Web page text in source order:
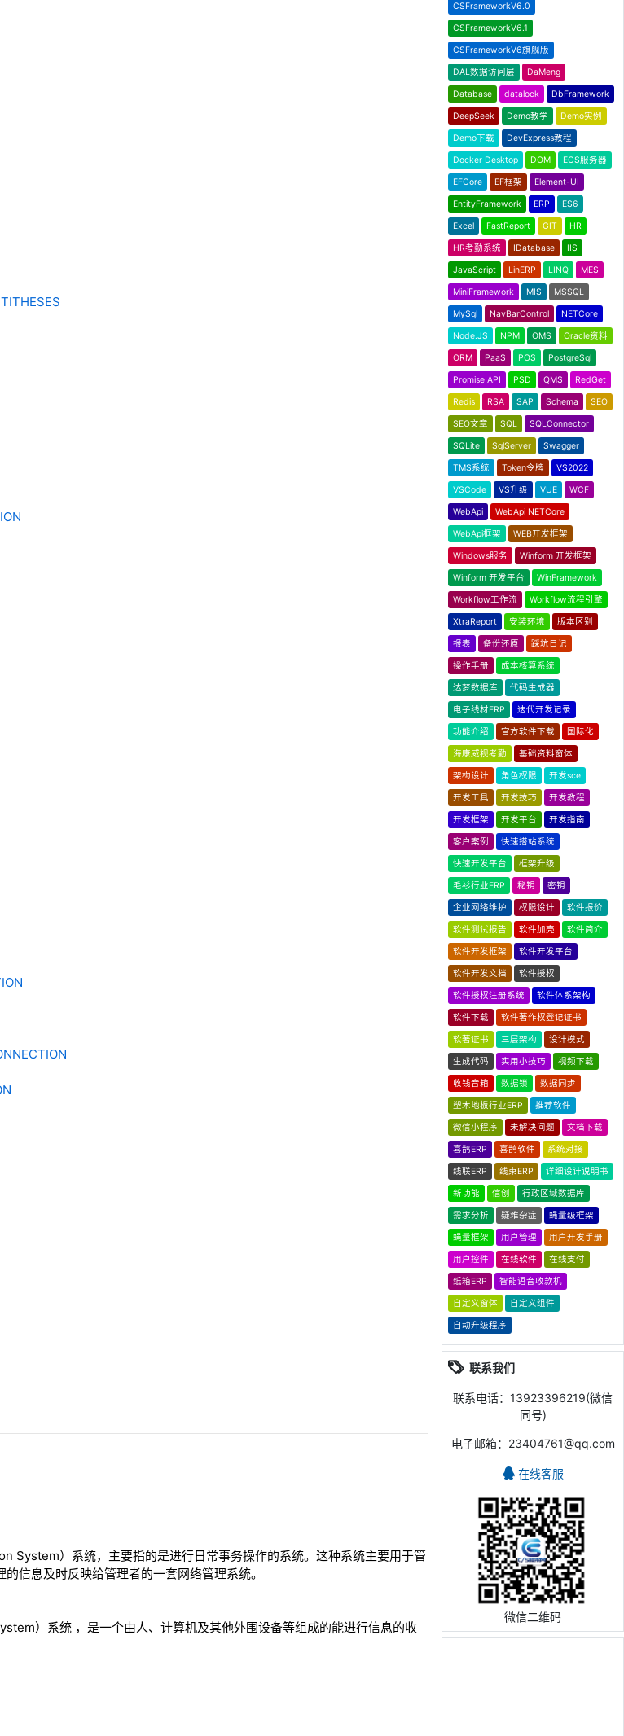
System）系统，主要指的是进行日常事务操作的系统。这种系统主要用于管
信息及时反映给管理者的一套网络管理系统。
）系统 ，是一个由人、计算机及其他外围设备等组成的能进行信息的收
CSFrameworkV6.0
CSFrameworkV6.1
CSFrameworkV6旗舰版
DAL数据访问层 DaMeng
Database datalock DbFramework
DeepSeek Demo教学 Demo实例
Demo下载 DevExpress教程
Docker Desktop DOM ECS服务器
EFCore EF框架 Element-UI
EntityFramework ERP ES6
Excel FastReport GIT HR
HR考勤系统 IDatabase IIS
JavaScript LinERP LINQ MES
MiniFramework MIS MSSQL
MySql NavBarControl NETCore
Node.JS NPM OMS Oracle资料
ORM PaaS POS PostgreSql
Promise API PSD QMS RedGet
Redis RSA SAP Schema SEO
SEO文章 SQL SQLConnector
SQLite SqlServer Swagger
TMS系统 Token令牌 VS2022
VSCode VS升级 VUE WCF
WebApi WebApi NETCore
WebApi框架 WEB开发框架
Windows服务 Winform 开发框架
Winform 开发平台 WinFramework
Workflow工作流 Workflow流程引擎
XtraReport 安装环境 版本区别
报表 备份还原 踩坑日记
操作手册 成本核算系统
达梦数据库 代码生成器
电子线材ERP 迭代开发记录
功能介绍 官方软件下载 国际化
海康威视考勤 基础资料窗体
架构设计 角色权限 开发sce
开发工具 开发技巧 开发教程
开发框架 开发平台 开发指南
客户案例 快速搭站系统
快速开发平台 框架升级
毛衫行业ERP 秘钥 密钥
企业网络维护 权限设计 软件报价
软件测试报告 软件加壳 软件简介
软件开发框架 软件开发平台
软件开发文档 软件授权
软件授权注册系统 软件体系架构
软件下载 软件著作权登记证书
软著证书 三层架构 设计模式
生成代码 实用小技巧 视频下载
收钱音箱 数据锁 数据同步
塑木地板行业ERP 推荐软件
微信小程序 未解决问题 文档下载
喜鹊ERP 喜鹊软件 系统对接
线联ERP 线束ERP 详细设计说明书
新功能 信创 行政区域数据库
需求分析 疑难杂症 蝇量级框架
蝇量框架 用户管理 用户开发手册
用户控件 在线软件 在线支付
纸箱ERP 智能语音收款机
自定义窗体 自定义组件
自动升级程序
联系我们
联系电话：13923396219(微信
同号)
电子邮箱：23404761@qq.com
在线客服
微信二维码